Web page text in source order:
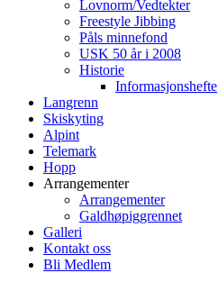
Lovnorm/Vedtekter
Freestyle Jibbing
Påls minnefond
USK 50 år i 2008
Historie
Informasjonshefte
Langrenn
Skiskyting
Alpint
Telemark
Hopp
Arrangementer
Arrangementer
Galdhøpiggrennet
Galleri
Kontakt oss
Bli Medlem